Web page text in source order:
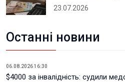
23.07.2026
Останні новини
06.08.2026 16:30
$4000 за інвалідність: судили